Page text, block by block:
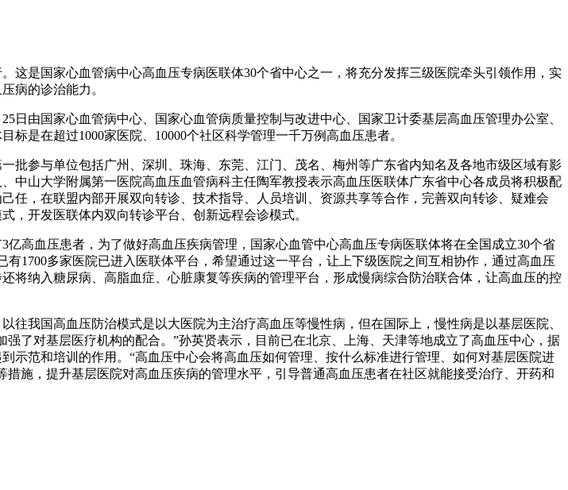
这是国家心血管病中心高血压专病医联体30个省中心之一，将充分发挥三级医院牵头引领作用，实
病的诊治能力。
日由国家心血管病中心、国家心血管病质量控制与改进中心、国家卫计委基层高血压管理办公室、
是在超过1000家医院、10000个社区科学管理一千万例高血压患者。
批参与单位包括广州、深圳、珠海、东莞、江门、茂名、梅州等广东省内知名及各地市级区域有影
中山大学附属第一医院高血压血管病科主任陶军教授表示高血压医联体广东省中心各成员将积极配
任，在联盟内部开展双向转诊、技术指导、人员培训、资源共享等合作，完善双向转诊、疑难会
，开发医联体内双向转诊平台、创新远程会诊模式。
高血压患者，为了做好高血压疾病管理，国家心血管中心高血压专病医联体将在全国成立30个省
1700多家医院已进入医联体平台，希望通过这一平台，让上下级医院之间互相协作，通过高血压
将纳入糖尿病、高脂血症、心脏康复等疾病的管理平台，形成慢病综合防治联合体，让高血压的控
我国高血压防治模式是以大医院为主治疗高血压等慢性病，但在国际上，慢性病是以基层医院、
了对基层医疗机构的配合。”孙英贤表示，目前已在北京、上海、天津等地成立了高血压中心，据
范和培训的作用。“高血压中心会将高血压如何管理、按什么标准进行管理、如何对基层医院进
施，提升基层医院对高血压疾病的管理水平，引导普通高血压患者在社区就能接受治疗、开药和